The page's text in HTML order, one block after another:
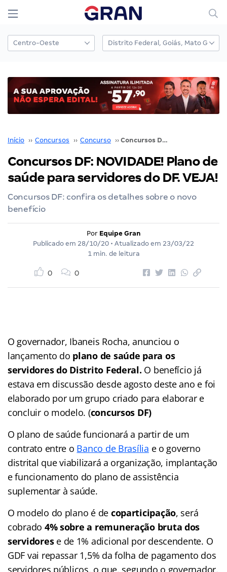
Início ›› Concursos ›› Concurso ›› Concursos DF: NOVIDADE! Plano de saúde para servidores do DF. VEJA!
Concursos DF: NOVIDADE! Plano de
saúde para servidores do DF. VEJA!
Concursos DF: confira os detalhes sobre o novo
benefício
Por Equipe Gran
Publicado em 28/10/20 • Atualizado em 23/03/22
1 min. de leitura
0 0
O governador, Ibaneis Rocha, anunciou o
lançamento do plano de saúde para os
servidores do Distrito Federal. O benefício já
estava em discussão desde agosto deste ano e foi
elaborado por um grupo criado para elaborar e
concluir o modelo. (concursos DF)
O plano de saúde funcionará a partir de um
contrato entre o Banco de Brasília e o governo
distrital que viabilizará a organização, implantação
e funcionamento do plano de assistência
suplementar à saúde.
O modelo do plano é de coparticipação, será
cobrado 4% sobre a remuneração bruta dos
servidorese de 1% adicional por descendente. O
GDF vai repassar 1,5% da folha de pagamento dos
servidores públicos, o que, segundo o governador,